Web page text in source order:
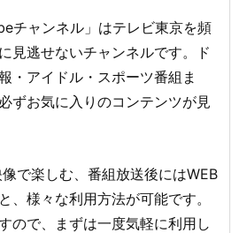
チャンネル」はテレビ東京を頻
見逃せないチャンネルです。ド
・アイドル・スポーツ番組ま
ずお気に入りのコンテンツが見
で楽しむ、番組放送後にはWEB
、様々な利用方法が可能です。
ので、まずは一度気軽に利用し